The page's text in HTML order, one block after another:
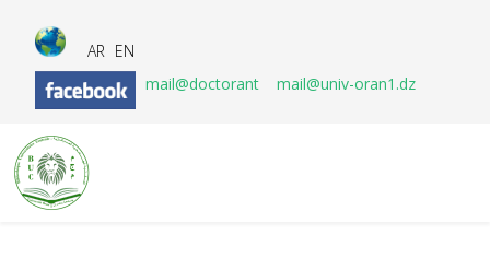
AR EN
mail@doctorant
mail@univ-oran1.dz